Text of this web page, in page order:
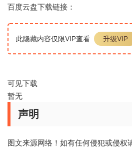
百度云盘下载链接：
此隐藏内容仅限VIP查看 升级VIP
可见下载
暂无
声明
图文来源网络！如有任何侵犯或侵权